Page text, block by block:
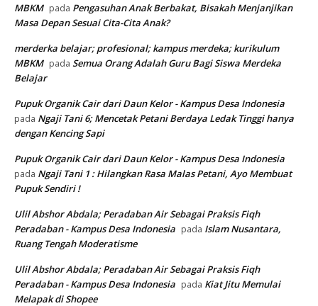
MBKM pada Pengasuhan Anak Berbakat, Bisakah Menjanjikan
Masa Depan Sesuai Cita-Cita Anak?
merderka belajar; profesional; kampus merdeka; kurikulum
MBKM pada Semua Orang Adalah Guru Bagi Siswa Merdeka
Belajar
Pupuk Organik Cair dari Daun Kelor - Kampus Desa Indonesia
pada Ngaji Tani 6; Mencetak Petani Berdaya Ledak Tinggi hanya
dengan Kencing Sapi
Pupuk Organik Cair dari Daun Kelor - Kampus Desa Indonesia
pada Ngaji Tani 1 : Hilangkan Rasa Malas Petani, Ayo Membuat
Pupuk Sendiri !
Ulil Abshor Abdala; Peradaban Air Sebagai Praksis Fiqh
Peradaban - Kampus Desa Indonesia pada Islam Nusantara,
Ruang Tengah Moderatisme
Ulil Abshor Abdala; Peradaban Air Sebagai Praksis Fiqh
Peradaban - Kampus Desa Indonesia pada Kiat Jitu Memulai
Melapak di Shopee